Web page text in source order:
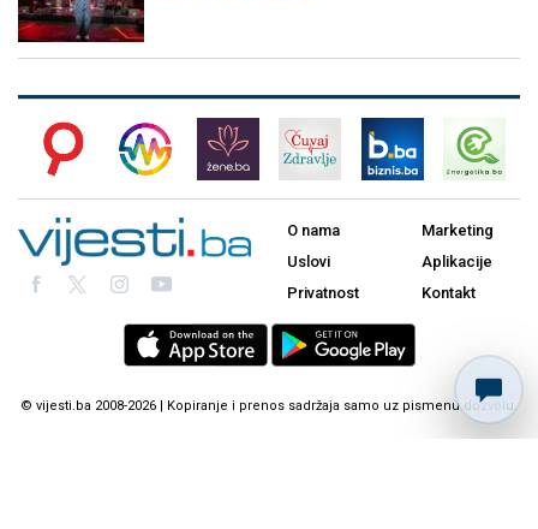
O nama
Uslovi
Privatnost
Marketing
Aplikacije
Kontakt
© vijesti.ba 2008-2026 | Kopiranje i prenos sadržaja samo uz pismenu dozvolu.